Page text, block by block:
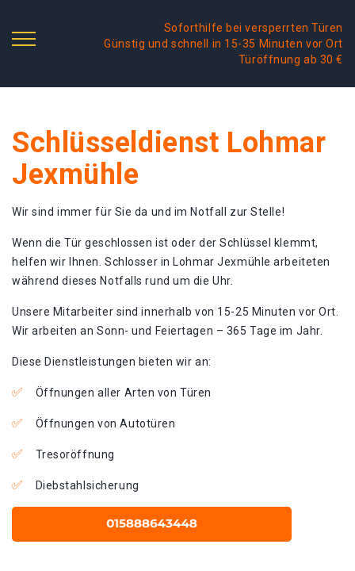
Soforthilfe bei versperrten Türen
Günstig und schnell in 15-35 Minuten vor Ort
Türöffnung ab 30 €
Schlüsseldienst Lohmar
Jexmühle
Wir sind immer für Sie da und im Notfall zur Stelle!
Wenn die Tür geschlossen ist oder der Schlüssel klemmt,
helfen wir Ihnen. Schlosser in Lohmar Jexmühle arbeiteten
während dieses Notfalls rund um die Uhr.
Unsere Mitarbeiter sind innerhalb von 15-25 Minuten vor Ort.
Wir arbeiten an Sonn- und Feiertagen – 365 Tage im Jahr.
Diese Dienstleistungen bieten wir an:
Öffnungen aller Arten von Türen
Öffnungen von Autotüren
Tresoröffnung
Diebstahlsicherung